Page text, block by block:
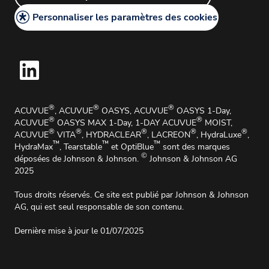
Politique de retour des lentilles de contact
Mentions légales
Informations importantes sur la sécurité
Personnaliser les paramètres des cookies
ACUVUE®, ACUVUE® OASYS, ACUVUE® OASYS 1-Day,
ACUVUE® OASYS MAX 1-Day, 1-DAY ACUVUE® MOIST,
ACUVUE® VITA®, HYDRACLEAR®, LACREON®, HydraLuxe®,
HydraMax™, Tearstable™ et OptiBlue™ sont des marques
déposées de Johnson & Johnson. © Johnson & Johnson AG
2025
Tous droits réservés. Ce site est publié par Johnson & Johnson
AG, qui est seul responsable de son contenu.
Dernière mise à jour le 01/07/2025